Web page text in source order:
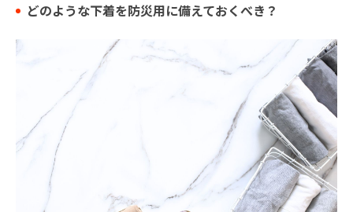
どのような下着を防災用に備えておくべき？